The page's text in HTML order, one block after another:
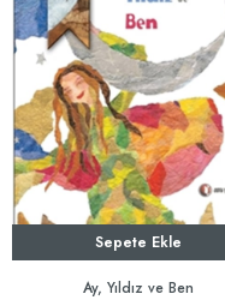
Sepete Ekle
Ay, Yıldız ve Ben